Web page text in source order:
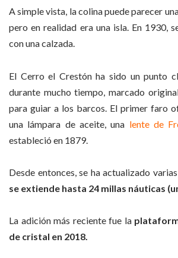
A simple vista, la colina puede parecer
pero en realidad era una isla. En 1930,
con una calzada.
El Cerro el Crestón ha sido un punto
durante mucho tiempo, marcado
para guiar a los barcos. El primer faro
una lámpara de aceite, una lente de
estableció en 1879.
Desde entonces, se ha actualizado
se extiende hasta 24 millas náuticas
La adición más reciente fue la
de cristal en 2018.